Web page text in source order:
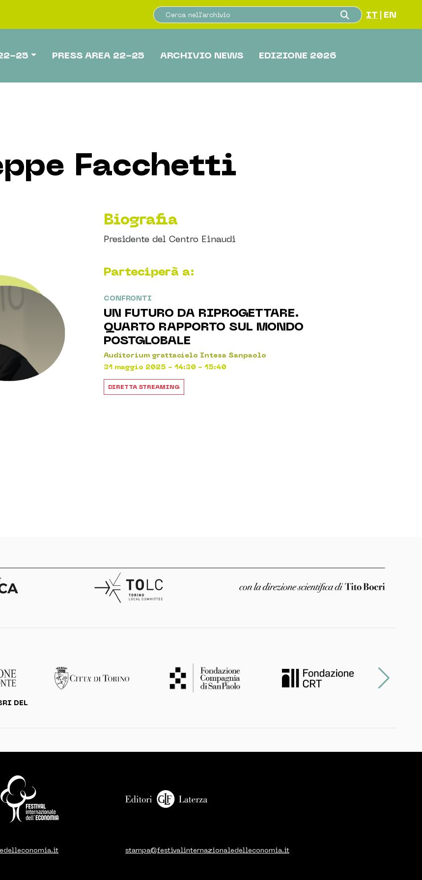
IT EN
25 PRESS AREA 22-25 ARCHIVIO NEWS EDIZIONE 2026
Facchetti
Biografia
Presidente del Centro Einaudi
Parteciperà a:
CONFRONTI
UN FUTURO DA RIPROGETTARE.
QUARTO RAPPORTO SUL MONDO
POSTGLOBALE
Auditorium grattacielo Intesa Sanpaolo
31 maggio 2025 - 14:30 - 15:40
DIRETTA STREAMING
DEL
stampa@festivalinternazionaledelleconomia.it